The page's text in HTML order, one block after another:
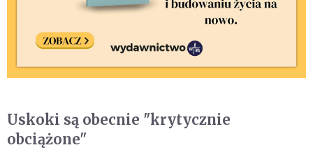
Uskoki są obecnie "krytycznie
obciążone"